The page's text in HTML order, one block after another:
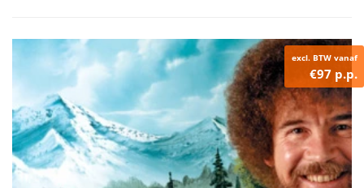
excl. BTW vanaf
€97 p.p.